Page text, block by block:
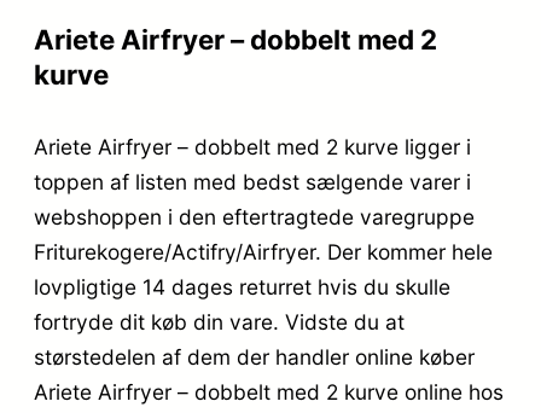
Ariete Airfryer – dobbelt med 2
kurve
Ariete Airfryer – dobbelt med 2 kurve ligger i
toppen af listen med bedst sælgende varer i
webshoppen i den eftertragtede varegruppe
Friturekogere/Actifry/Airfryer. Der kommer hele
lovpligtige 14 dages returret hvis du skulle
fortryde dit køb din vare. Vidste du at
størstedelen af dem der handler online køber
Ariete Airfryer – dobbelt med 2 kurve online hos